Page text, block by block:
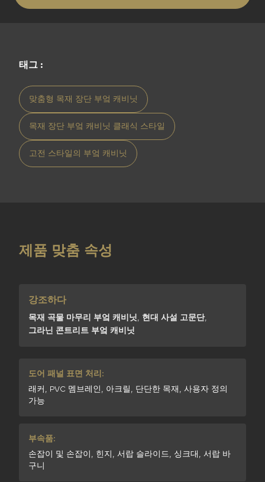
태그 :
맞춤형 목재 장단 부엌 캐비닛
목재 장단 부엌 캐비닛 클래식 스타일
고전 스타일의 부엌 캐비닛
제품 맞춤 속성
강조하다
목재 곡물 마무리 부엌 캐비닛, 현대 사설 고문단,
그라닌 콘트리트 부엌 캐비닛
도어 패널 표면 처리:
래커, PVC 멤브레인, 아크릴, 단단한 목재, 사용자 정의
가능
부속품:
손잡이 및 손잡이, 힌지, 서랍 슬라이드, 싱크대, 서랍 바
구니